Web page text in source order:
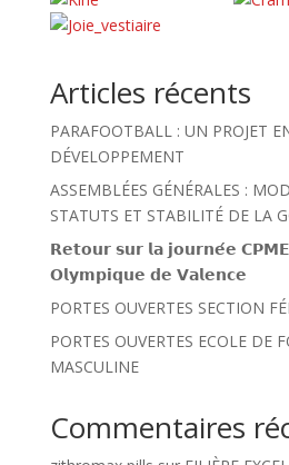
Articles récents
PARAFOOTBALL : UN PROJET
DÉVELOPPEMENT
ASSEMBLÉES GÉNÉRALES :
STATUTS ET STABILITÉ DE LA
𝗥𝗲𝘁𝗼𝘂𝗿 𝘀𝘂𝗿 𝗹𝗮 𝗷𝗼𝘂𝗿𝗻𝗲́𝗲
𝗢𝗹𝘆𝗺𝗽𝗶𝗾𝘂𝗲 𝗱𝗲 𝗩𝗮𝗹𝗲𝗻𝗰𝗲
PORTES OUVERTES SECTION
PORTES OUVERTES ECOLE DE
MASCULINE
Commentaires